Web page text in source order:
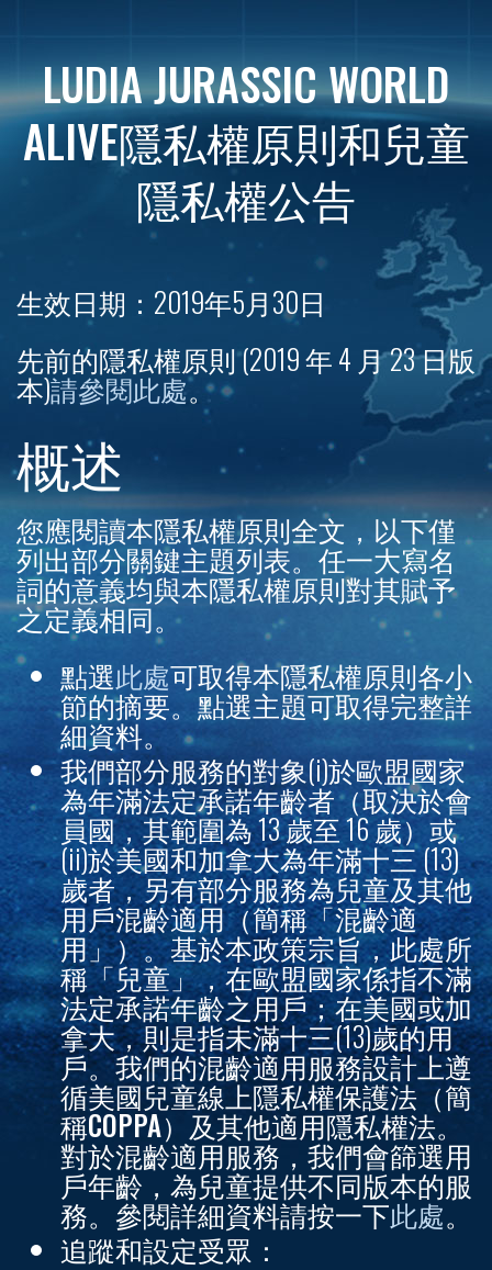
LUDIA JURASSIC WORLD
ALIVE隱私權原則和兒童
隱私權公告
生效日期：2019年5月30日
先前的隱私權原則 (2019 年 4 月 23 日版
本)請參閱此處。
概述
您應閱讀本隱私權原則全文，以下僅
列出部分關鍵主題列表。任一大寫名
詞的意義均與本隱私權原則對其賦予
之定義相同。
點選此處可取得本隱私權原則各小
節的摘要。點選主題可取得完整詳
細資料。
我們部分服務的對象(i)於歐盟國家
為年滿法定承諾年齡者（取決於會
員國，其範圍為 13 歲至 16 歲）或
(ii)於美國和加拿大為年滿十三 (13)
歲者，另有部分服務為兒童及其他
用戶混齡適用（簡稱「混齡適
用」）。基於本政策宗旨，此處所
稱「兒童」，在歐盟國家係指不滿
法定承諾年齡之用戶；在美國或加
拿大，則是指未滿十三(13)歲的用
戶。我們的混齡適用服務設計上遵
循美國兒童線上隱私權保護法（簡
稱COPPA）及其他適用隱私權法。
對於混齡適用服務，我們會篩選用
戶年齡，為兒童提供不同版本的服
務。參閱詳細資料請按一下此處。
追蹤和設定受眾：